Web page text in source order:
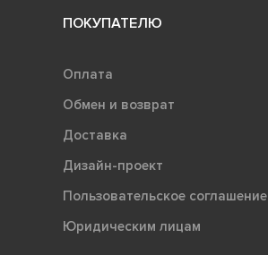
ПОКУПАТЕЛЮ
Оплата
Обмен и возврат
Доставка
Дизайн-проект
Пользовательское соглашение
Юридическим лицам